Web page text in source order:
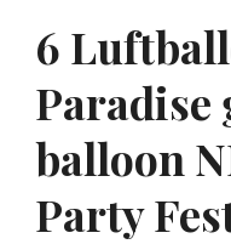
6
Paradise
balloon
Party